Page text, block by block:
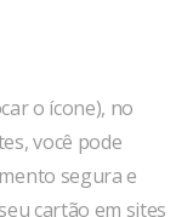
o ícone), no
você pode
segura e
cartão em sites